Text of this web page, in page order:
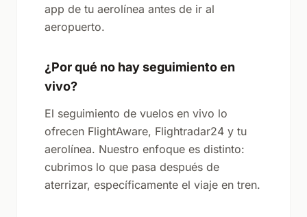
app de tu aerolínea antes de ir al
aeropuerto.
¿Por qué no hay seguimiento en
vivo?
El seguimiento de vuelos en vivo lo
ofrecen FlightAware, Flightradar24 y tu
aerolínea. Nuestro enfoque es distinto:
cubrimos lo que pasa después de
aterrizar, específicamente el viaje en tren.